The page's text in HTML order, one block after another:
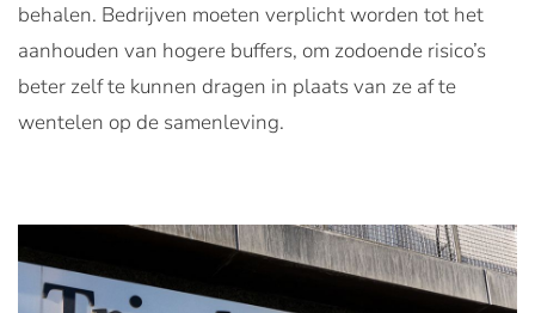
behalen. Bedrijven moeten verplicht worden tot het
aanhouden van hogere buffers, om zodoende risico’s
beter zelf te kunnen dragen in plaats van ze af te
wentelen op de samenleving.